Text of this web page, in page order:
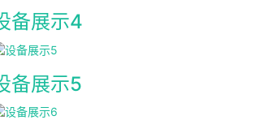
备展示4
备展示5